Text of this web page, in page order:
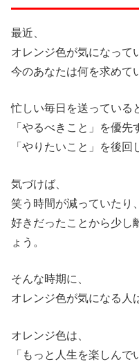
最近、
オレンジ色が気になって
今のあなたは何を求めて
忙しい毎日を送っている
「やるべきこと」を優先
「やりたいこと」を後回
気づけば、
笑う時間が減っていたり、
好きだったことから少し
ょう。
そんな時期に、
オレンジ色が気になる人
オレンジ色は、
「もっと人生を楽しんで